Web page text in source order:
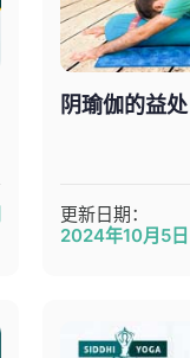
阴瑜伽的益处
更新日期：
2024年10月5日